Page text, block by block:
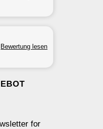
Bewertung lesen
for